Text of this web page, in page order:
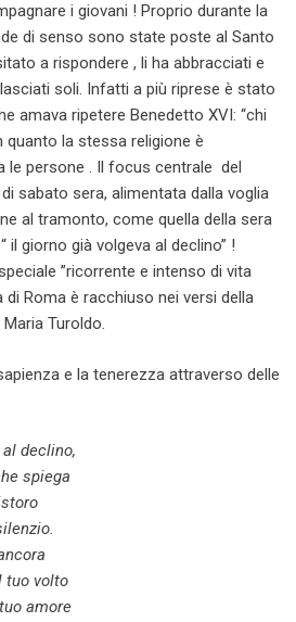
i giovani ! Proprio durante la
di senso sono state poste al Santo
a rispondere , li ha abbracciati e
soli. Infatti a più riprese è stato
amava ripetere Benedetto XVI: “chi
quanto la stessa religione è
persone . Il focus centrale del
sabato sera, alimentata dalla voglia
al tramonto, come quella della sera
il giorno già volgeva al declino” !
”ricorrente e intenso di vita
di Roma è racchiuso nei versi della
Turoldo.
e la tenerezza attraverso delle
declino,
spiega
tuo volto
amore